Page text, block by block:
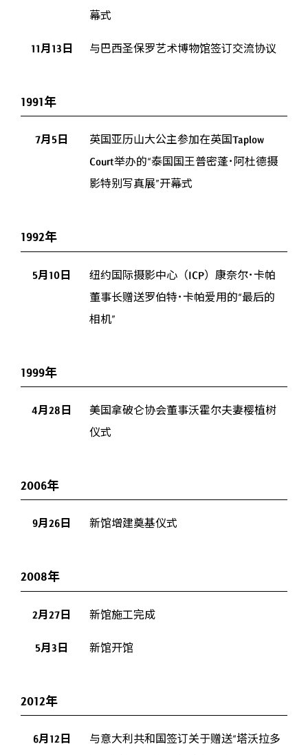
幕式
11月13日 与巴西圣保罗艺术博物馆签订交流协议
1991年
7月5日
英国亚历山大公主参加在英国Taplow
Court举办的“泰国国王普密蓬･阿杜德摄
影特别写真展”开幕式
1992年
5月10日
纽约国际摄影中心（ICP）康奈尔･卡帕
董事长赠送罗伯特･卡帕爱用的“最后的
相机”
1999年
4月28日
美国拿破仑协会董事沃霍尔夫妻樱植树
仪式
2006年
9月26日 新馆增建奠基仪式
2008年
2月27日 新馆施工完成
5月3日 新馆开馆
2012年
6月12日
与意大利共和国签订关于赠送“塔沃拉多